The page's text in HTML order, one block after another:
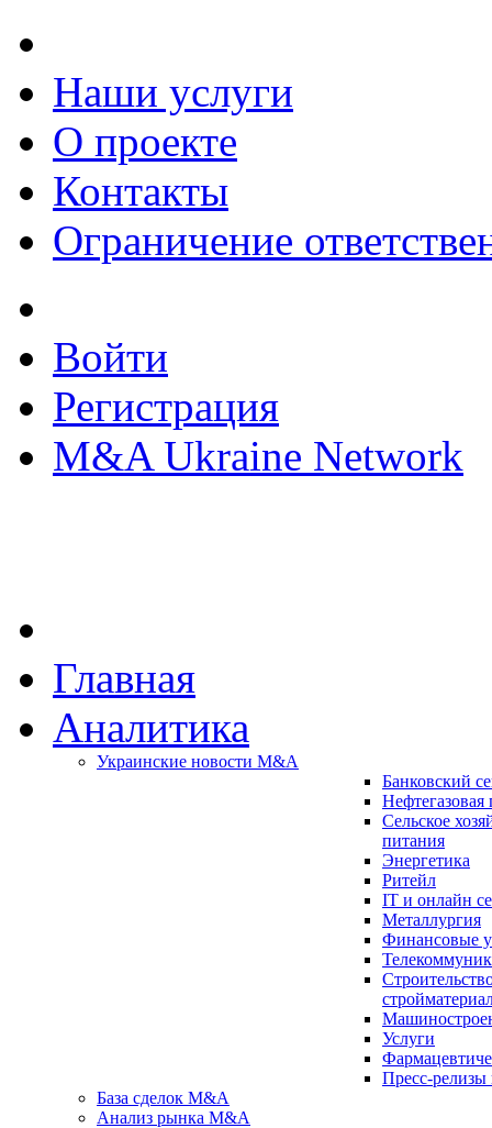
Наши услуги
О проекте
Контакты
Ограничение
Войти
Регистрация
M&A Ukraine Network
Главная
Аналитика
Украинские новости M&A
Банковский
Сельское
питания
Энергетика
Ритейл
IT и онлайн
Металлургия
Финансовые
Услуги
Пресс-
База сделок M&A
Анализ рынка M&A